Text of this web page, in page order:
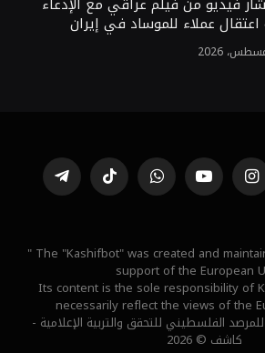
اعتقال عملاء للموساد في إيران
الانستغراميوتيوب واتساب تيكتوك تيلقرام
" The "Kashifbot" was created and
support of the European
Its content is the sole responsibility of
necessarily reflect the views of the
الفلسطيني للتحقق والتربية الإعلامية -
كاشف © 2026